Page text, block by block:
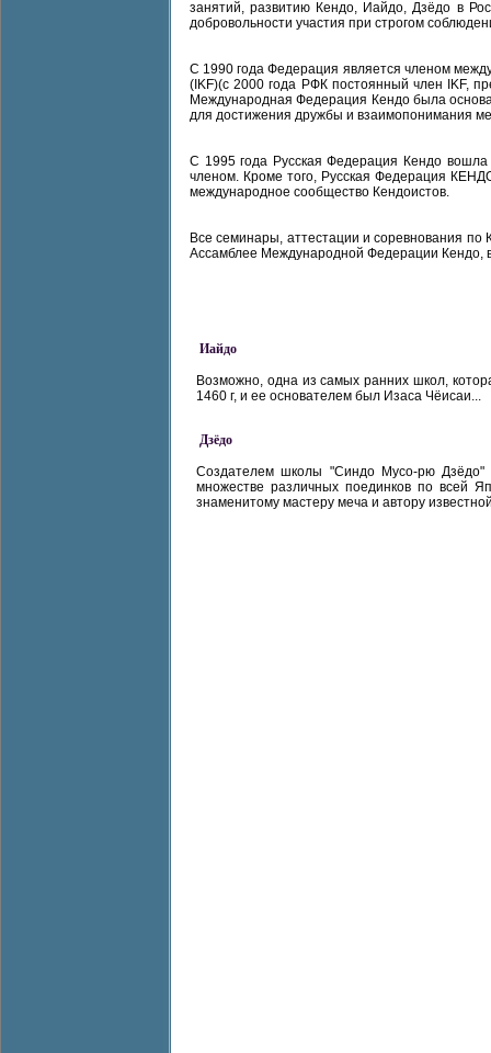
занятий, развитию Кендо, Иайдо, Дзёдо в
добровольности участия при строгом
С 1990 года Федерация является членом
(IKF)(с 2000 года РФК постоянный член IKF,
Международная Федерация Кендо была
для достижения дружбы и взаимопонимания
С 1995 года Русская Федерация Кендо
членом. Кроме того, Русская Федерация
международное сообщество Кендоистов.
Все семинары, аттестации и соревнования
Ассамблее Международной Федерации Кендо,
Иайдо
Возможно, одна из самых ранних школ,
1460 г, и ее основателем был Изаса Чёисаи...
Дзёдо
Создателем школы "Синдо Мусо-рю Дзёдо"
множестве различных поединков по всей
знаменитому мастеру меча и автору